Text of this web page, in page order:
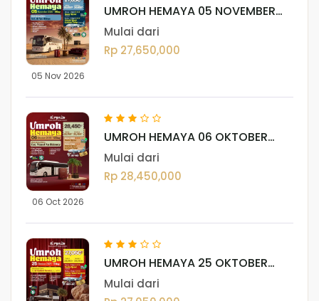
05 Nov 2026
UMROH HEMAYA 05 NOVEMBER
2026
Mulai dari
Rp 27,650,000
06 Oct 2026
UMROH HEMAYA 06 OKTOBER
2026
Mulai dari
Rp 28,450,000
UMROH HEMAYA 25 OKTOBER
2026
Mulai dari